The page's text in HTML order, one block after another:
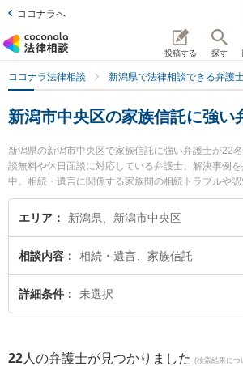
ココナラへ
投稿する 探す
ココナラ法律相談 新潟県で法律相談できる弁護
新潟市中央区の家族信託に強い
新潟県の新潟市中央区で家族信託に強い弁護士が22
談無料や休日面談に対応している弁護士、解決事例
中。相続・遺言に関係する家族間の相続トラブルや
の細かな分野での絞り込み検索もでき便利です。特
ートナー法律事務所の上遠野 鉄也弁護士や弁護士法
土日や夜間に発生した家族信託のトラブルを今すぐ
『家族信託のトラブル解決の実績豊富な近くの弁護
談無料で家族信託を法律相談できる新潟市中央区内
エリア 新潟県、新潟市中央区
相談内容 相続・遺言、家族信託
詳細条件 未選択
22 人の弁護士が見つかりました (検索結果につ